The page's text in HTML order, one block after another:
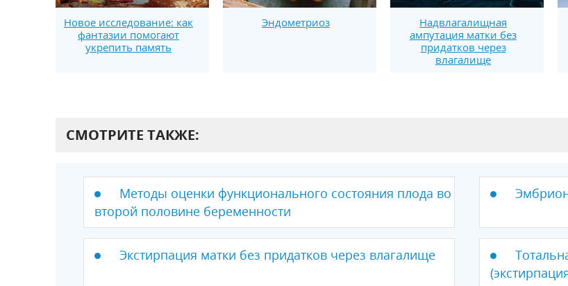
Новое исследование: как
фантазии помогают
укрепить память
Эндометриоз
Надвлагалищная
ампутация матки без
придатков через
влагалище
СМОТРИТЕ ТАКЖЕ:
Методы оценки функционального состояния плода во
второй половине беременности
Экстирпация матки без придатков через влагалище